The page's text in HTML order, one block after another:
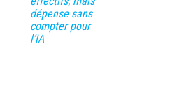
dépense sans
compter pour
l’IA